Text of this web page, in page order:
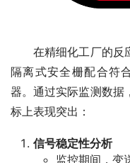
在精细化工厂的反
隔离式安全栅配合符
器。通过实际监测数据
标上表现突出：
信号稳定性分析
监控期间，变